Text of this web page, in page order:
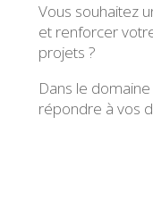
Vous souhaitez
et renforcer
projets ?
Dans le
répondre à vos